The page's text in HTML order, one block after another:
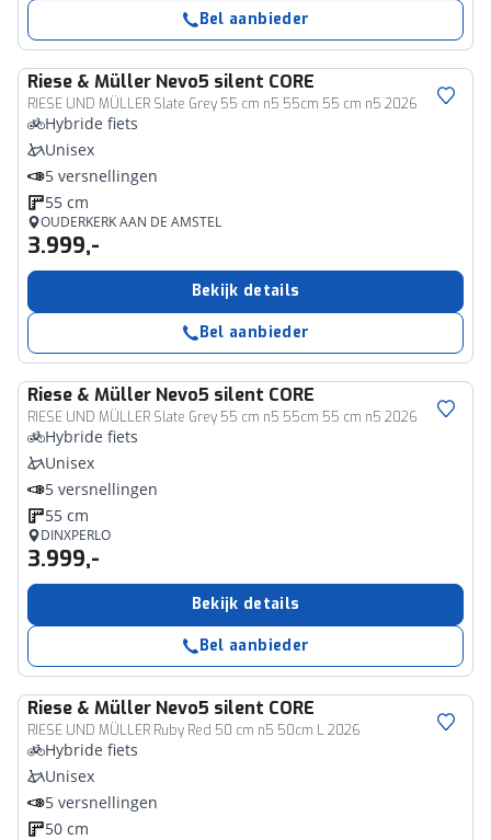
Bel aanbieder
Riese & Müller Nevo5 silent CORE
RIESE UND MÜLLER Slate Grey 55 cm n5 55cm 55 cm n5 2026
Hybride fiets
Unisex
5 versnellingen
55 cm
OUDERKERK AAN DE AMSTEL
3.999,-
Bekijk details
Bel aanbieder
Riese & Müller Nevo5 silent CORE
RIESE UND MÜLLER Slate Grey 55 cm n5 55cm 55 cm n5 2026
Hybride fiets
Unisex
5 versnellingen
55 cm
DINXPERLO
3.999,-
Bekijk details
Bel aanbieder
Riese & Müller Nevo5 silent CORE
RIESE UND MÜLLER Ruby Red 50 cm n5 50cm L 2026
Hybride fiets
Unisex
5 versnellingen
50 cm